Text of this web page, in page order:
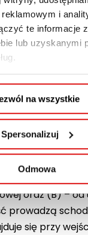
i
te informacje
lub uzyskanymi
na wszystkie
Spersonalizuj
Odmowa
i
w
20-150 Lublin
oraz (B) – od
prowadzą
się przy